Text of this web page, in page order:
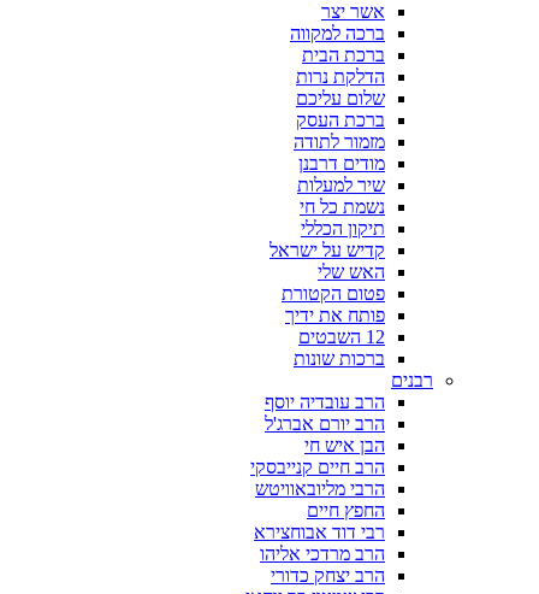
אשר יצר
ברכה למקווה
ברכת הבית
הדלקת נרות
שלום עליכם
ברכת העסק
מזמור לתודה
מודים דרבנן
שיר למעלות
נשמת כל חי
תיקון הכללי
קדיש על ישראל
האש שלי
פטום הקטורת
פותח את ידיך
12 השבטים
ברכות שונות
רבנים
הרב עובדיה יוסף
הרב יורם אברג'ל
הבן איש חי
הרב חיים קנייבסקי
הרבי מליובאוויטש
החפץ חיים
רבי דוד אבוחצירא
הרב מרדכי אליהו
הרב יצחק כדורי